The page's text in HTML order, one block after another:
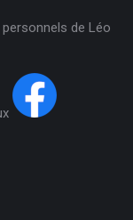
personnels de Léo